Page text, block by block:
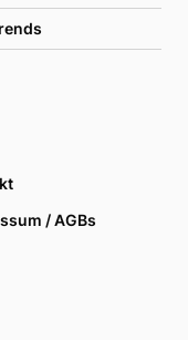
/ AGBs